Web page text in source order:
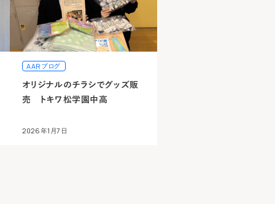
AARブログ
オリジナルのチラシでグッズ販
売 トキワ松学園中高
2026年1月7日